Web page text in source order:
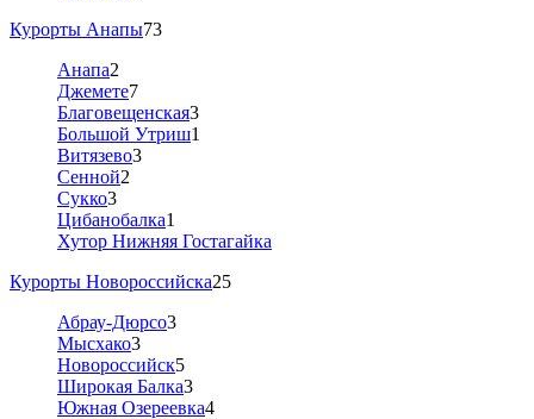
Курорты Анапы73
Анапа2
Джемете7
Благовещенская3
Большой Утриш1
Витязево3
Сенной2
Сукко3
Цибанобалка1
Хутор Нижняя Гостагайка
Курорты Новороссийска25
Абрау-Дюрсо3
Мысхако3
Новороссийск5
Широкая Балка3
Южная Озереевка4